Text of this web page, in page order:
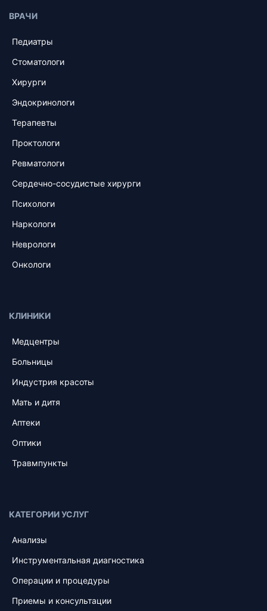
ВРАЧИ
Педиатры
Стоматологи
Хирурги
Эндокринологи
Терапевты
Проктологи
Ревматологи
Сердечно-сосудистые хирурги
Психологи
Наркологи
Неврологи
Онкологи
КЛИНИКИ
Медцентры
Больницы
Индустрия красоты
Мать и дитя
Аптеки
Оптики
Травмпункты
КАТЕГОРИИ УСЛУГ
Анализы
Инструментальная диагностика
Операции и процедуры
Приемы и консультации